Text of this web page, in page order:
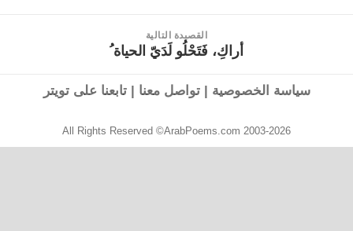
القصيدة التالية
أراكِ، فَتَحْلُو لَدَيّ الحياة ُ
سياسة الخصوصية |تواصل معنا |تابعنا على تويتر
All Rights Reserved ©ArabPoems.com 2003-2026